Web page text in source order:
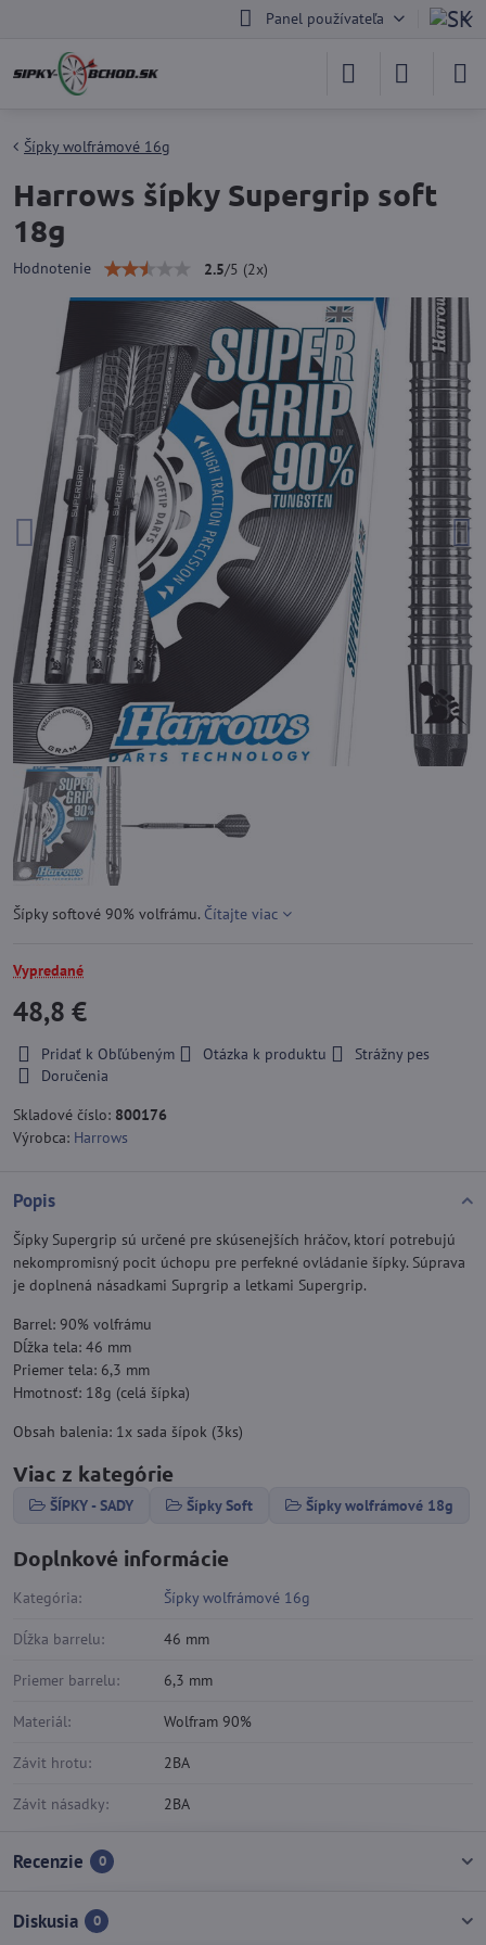
Panel používateľa
Šípky wolfrámové 16g
Harrows šípky Supergrip soft
18g
Hodnotenie 2.5/5 (2x)
Šípky softové 90% volfrámu. Čítajte viac
Vypredané
48,8 €
Pridať k Obľúbeným Otázka k produktu
Strážny pes
Doručenia
Skladové číslo: 800176
Výrobca: Harrows
Popis
Šípky Supergrip sú určené pre skúsenejších hráčov, ktorí potrebujú
nekompromisný pocit úchopu pre perfekné ovládanie šípky. Súprava
je doplnená násadkami Suprgrip a letkami Supergrip.
Barrel: 90% volfrámu
Dĺžka tela: 46 mm
Priemer tela: 6,3 mm
Hmotnosť: 18g (celá šípka)
Obsah balenia: 1x sada šípok (3ks)
Viac z kategórie
ŠÍPKY - SADY Šípky Soft Šípky wolfrámové 18g
Doplnkové informácie
Kategória: Šípky wolfrámové 16g
Dĺžka barrelu: 46 mm
Priemer barrelu: 6,3 mm
Materiál: Wolfram 90%
Závit hrotu: 2BA
Závit násadky: 2BA
Recenzie 0
Diskusia 0